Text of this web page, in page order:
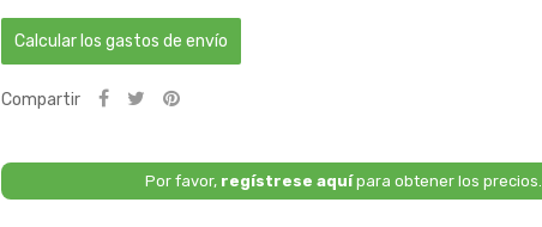
Calcular los gastos de envío
Compartir
Por favor, regístrese aquípara obtener los precios.